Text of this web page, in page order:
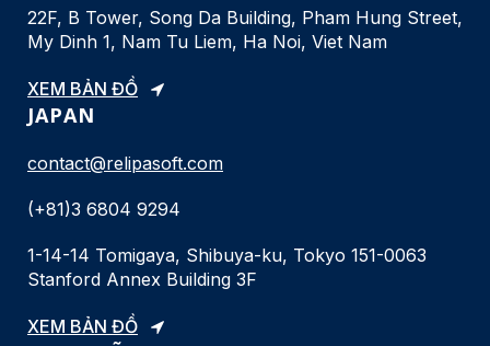
22F, B Tower, Song Da Building, Pham Hung Street,
My Dinh 1, Nam Tu Liem, Ha Noi, Viet Nam
XEM BẢN ĐỒ
JAPAN
contact@relipasoft.com
(+81)3 6804 9294
1-14-14 Tomigaya, Shibuya-ku, Tokyo 151-0063
Stanford Annex Building 3F
XEM BẢN ĐỒ